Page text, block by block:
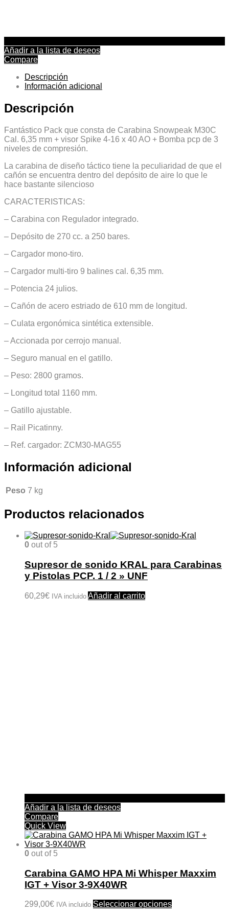
Añadir a la lista de deseos
Compare
Descripción
Información adicional
Descripción
Fantástico Pack que consta de Carabina Snowpeak M30C
Cal. 6,35 mm + visor Spike 4-16 x 40 AO + Bomba pcp de 3
niveles de compresión.
La carabina de diseño táctico tiene la peculiaridad de que el
cañón se encuentra dentro del depósito de aire lo que le
hace bastante silencioso
CARACTERISTICAS:
– Carabina con Regulador integrado.
– Depósito de 270 cc. a 250 bares.
– Cargador mono-tiro.
– Cargador multi-tiro 9 balines cal. 6,35 mm.
– Potencia 24 julios.
– Cañón de acero estriado de 610 mm de longitud.
– Culata ergonómica sintética extensible.
– Accionada por cerrojo manual.
– Seguro manual en el gatillo.
– Peso: 2800 gramos.
– Longitud total 1160 mm.
– Gatillo ajustable.
– Rail Picatinny.
– Ref. cargador: ZCM30-MAG55
Información adicional
Peso 7 kg
Productos relacionados
0 out of 5
Supresor de sonido KRAL para Carabinas
y Pistolas PCP. 1 / 2 » UNF
60,29€ IVA incluido Añadir al carrito
Añadir a la lista de deseos
Compare
Quick View
0 out of 5
Carabina GAMO HPA Mi Whisper Maxxim
IGT + Visor 3-9X40WR
299,00€ IVA incluido Seleccionar opcionesEste